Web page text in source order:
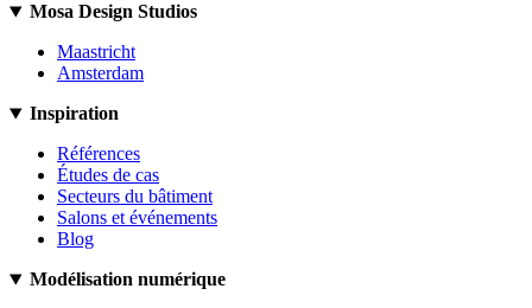
Mosa Design Studios
Maastricht
Amsterdam
Inspiration
Références
Études de cas
Secteurs du bâtiment
Salons et événements
Blog
Modélisation numérique